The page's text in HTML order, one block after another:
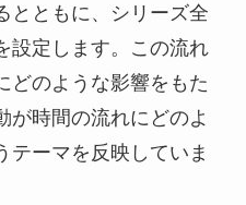
とともに、シリーズ全
設定します。この流れ
どのような影響をもた
が時間の流れにどのよ
テーマを反映していま